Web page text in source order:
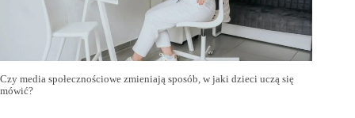
Czy media społecznościowe zmieniają sposób, w jaki dzieci uczą się
mówić?